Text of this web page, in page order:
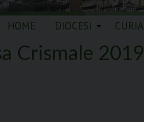
HOME DIOCESI CURIA
Crismale 2019